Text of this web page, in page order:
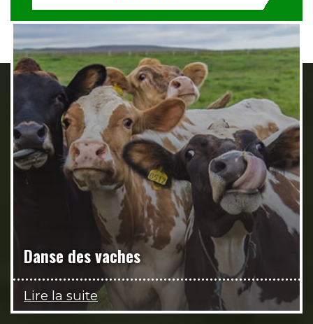
Danse des vaches
Lire la suite